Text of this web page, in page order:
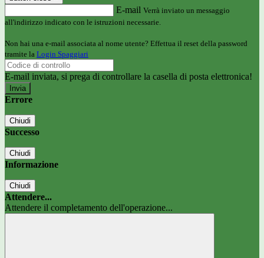
E-mail Verrà inviato un messaggio
all'indirizzo indicato con le istruzioni necessarie.
Non hai una e-mail associata al nome utente? Effettua il reset della password
tramite la Login Spaggiari
E-mail inviata, si prega di controllare la casella di posta elettronica!
Errore
Chiudi
Successo
Chiudi
Informazione
Chiudi
Attendere...
Attendere il completamento dell'operazione...